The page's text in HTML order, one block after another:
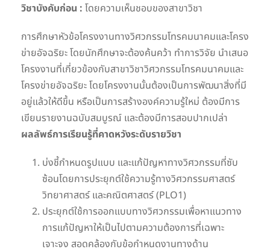
วิชาบังคับก่อน : โดยความเห็นชอบของสาขาวิชา
การศึกษาหัวข้อโครงงานทางวิศวกรรมโทรคมนาคมและโครง
ข่ายอัจฉริยะ โดยนักศึกษาจะต้องค้นคว้า ทำการวิจัย นำเสนอ
โครงงานที่เกี่ยวข้องกับสาขาวิชาวิศวกรรมโทรคมนาคมและ
โครงข่ายอัจฉริยะ โดยโครงงานนั้นต้องเป็นการพัฒนาสิ่งที่มี
อยู่แล้วให้ดีขึ้น หรือเป็นการสร้างองค์ความรู้ใหม่ ต้องมีการ
เขียนรายงานฉบับสมบูรณ์ และต้องมีการสอบปากเปล่า
ผลลัพธ์การเรียนรู้ที่คาดหวังระดับรายวิชา
บ่งชี้กำหนดรูปแบบ และแก้ปัญหาทางวิศวกรรมที่ซับ
ซ้อนโดยการประยุกต์ใช้ความรู้ทางวิศวกรรมศาสตร์
วิทยาศาสตร์ และคณิตศาสตร์ (PLO1)
ประยุกต์ใช้การออกแบบทางวิศวกรรมเพื่อหาแนวทาง
การแก้ปัญหาให้เป็นไปตามความต้องการที่เฉพาะ
เจาะจง สอดคล้องกับข้อกำหนดงานทางด้าน